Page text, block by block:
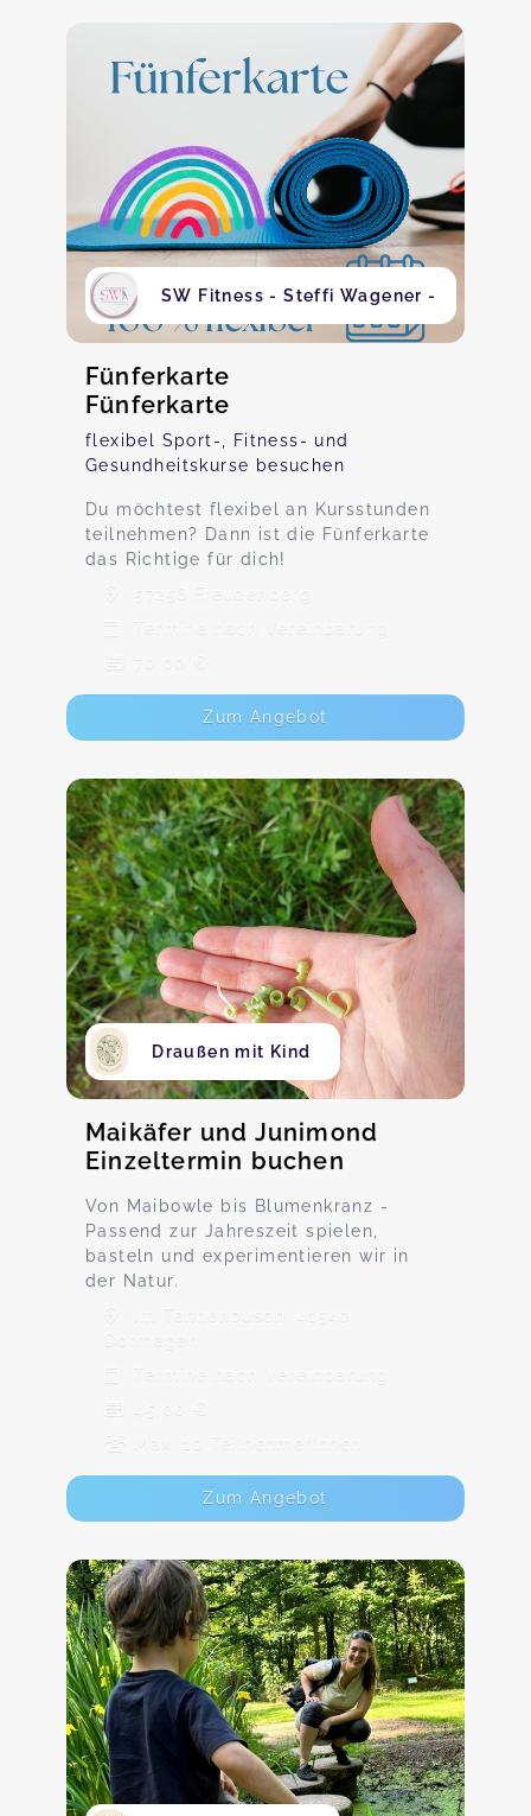
SW Fitness - Steffi Wagener -
Fünferkarte
Fünferkarte
flexibel Sport-, Fitness- und
Gesundheitskurse besuchen
Du möchtest flexibel an Kursstunden
teilnehmen? Dann ist die Fünferkarte
das Richtige für dich!
57258 Freudenberg
Termine nach Vereinbarung
70,00 €
Zum Angebot
Draußen mit Kind
Maikäfer und Junimond
Einzeltermin buchen
Von Maibowle bis Blumenkranz -
Passend zur Jahreszeit spielen,
basteln und experimentieren wir in
der Natur.
Im Tannenbusch, 41540
Dormagen
Termine nach Vereinbarung
45,00 €
Max. 10 TeilnehmerInnen
Zum Angebot